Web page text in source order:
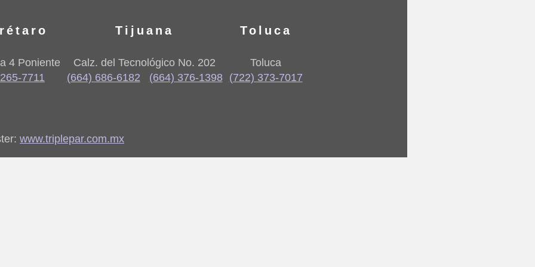
4 Poniente
7711
Tijuana
Calz. del Tecnológico No. 202
(664) 686-6182
(664) 376-1398
Toluca
Toluca
(722) 373-7017
www.triplepar.com.mx